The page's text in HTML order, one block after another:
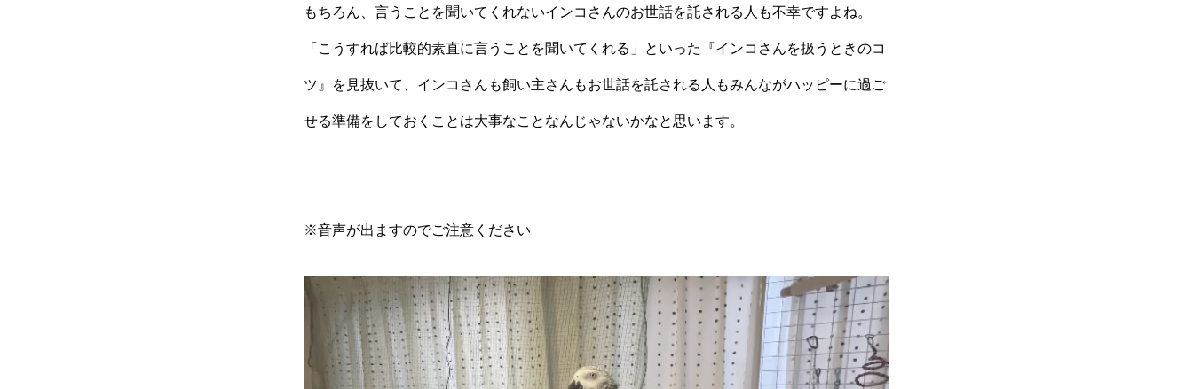
もちろん、言うことを聞いてくれないインコさんのお世話を託される人も不幸ですよね。
「こうすれば比較的素直に言うことを聞いてくれる」といった『インコさんを扱うときのコ
ツ』を見抜いて、インコさんも飼い主さんもお世話を託される人もみんながハッピーに過ご
せる準備をしておくことは大事なことなんじゃないかなと思います。
※音声が出ますのでご注意ください